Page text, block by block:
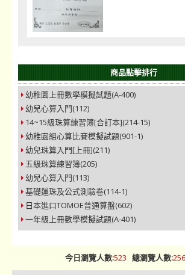
商品點擊排行
幼稚園上冊數學模擬試題(A-400)
幼兒心算入門(112)
14~15級珠算練習簿[合訂本](214-15)
幼稚園組心算比賽模擬試題(901-1)
幼兒珠算入門[上冊](211)
五級珠算練習簿(205)
幼兒心算入門(113)
基礎運珠及公式測驗卷(114-1)
日本進口TOMOE普通算盤(602)
一年級上冊數學模擬試題(A-401)
今日瀏覽人數:523 總瀏覽人數: